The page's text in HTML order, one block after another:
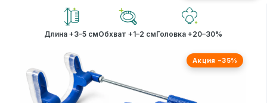
Длина +3–5 смОбхват +1–2 смГоловка +20–30%
Акция −35%